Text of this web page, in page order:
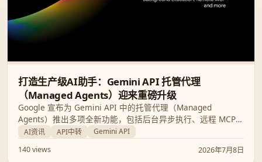
打造生产级AI助手：Gemini API 托管代理
（Managed Agents）迎来重磅升级
Google 宣布为 Gemini API 中的托管代理（Managed
Agents）推出多项全新功能，包括后台异步执行、远程 MCP
服务器集成、自定义函数调用以及凭据动态刷新。这些更新将
助力开发者构建更稳定、更强大的生产级 AI 助手。
AI资讯 API中转
Gemini API
140 views
2026年7月8日